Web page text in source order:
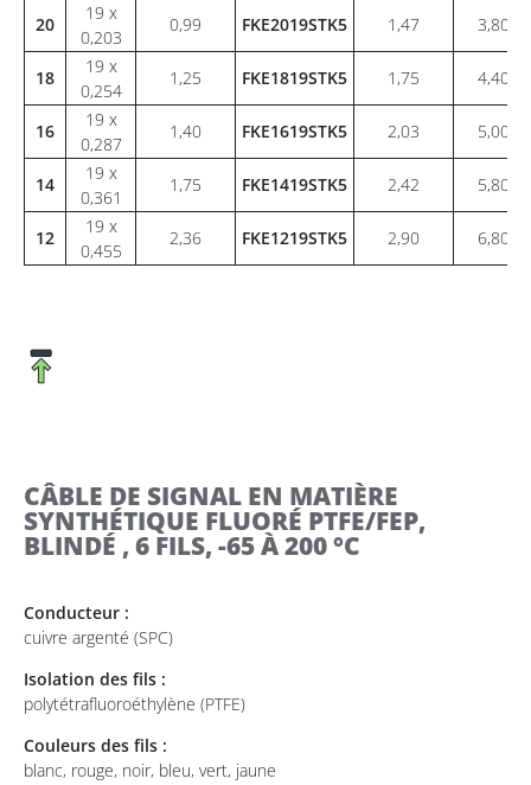
20
19 x
0,203
0,99 FKE2019STK5 1,47 3,80
18
19 x
0,254
1,25 FKE1819STK5 1,75 4,40
16
19 x
0,287
1,40 FKE1619STK5 2,03 5,00
14
19 x
0,361
1,75 FKE1419STK5 2,42 5,80
12
19 x
0,455
2,36 FKE1219STK5 2,90 6,80
CÂBLE DE SIGNAL EN MATIÈRE
SYNTHÉTIQUE FLUORÉ PTFE/FEP,
BLINDÉ , 6 FILS, -65 À 200 °C
Conducteur :
cuivre argenté (SPC)
Isolation des fils :
polytétrafluoroéthylène (PTFE)
Couleurs des fils :
blanc, rouge, noir, bleu, vert, jaune